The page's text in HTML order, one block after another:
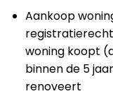
Aankoop
woning koopt
binnen de 5
renoveert